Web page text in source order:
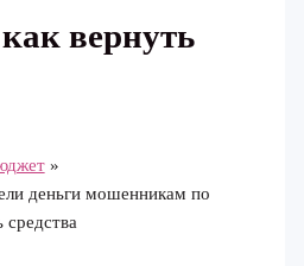
вернуть
деньги мошенникам по
средства